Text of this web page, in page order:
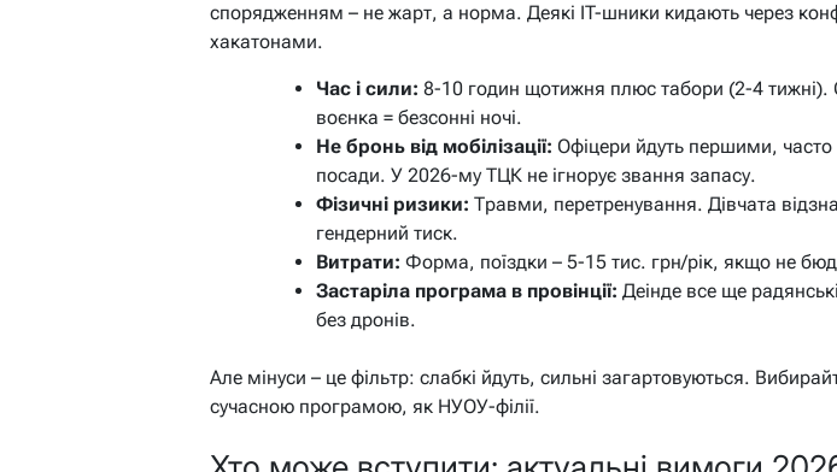
спорядженням – не жарт, а норма. Деякі IT-шники кидають через
хакатонами.
Час і сили: 8-10 годин щотижня плюс табори (2-4 тижні).
воєнка = безсонні ночі.
Не бронь від мобілізації: Офіцери йдуть першими, часто
посади. У 2026-му ТЦК не ігнорує звання запасу.
Фізичні ризики: Травми, перетренування. Дівчата
гендерний тиск.
Витрати: Форма, поїздки – 5-15 тис. грн/рік, якщо не
Застаріла програма в провінції: Деінде все ще
без дронів.
Але мінуси – це фільтр: слабкі йдуть, сильні загартовуються.
сучасною програмою, як НУОУ-філії.